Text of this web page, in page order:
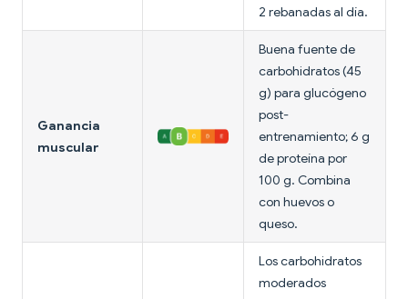
2 rebanadas al día.
Ganancia
muscular
Buena fuente de
carbohidratos (45
g) para glucógeno
post-
entrenamiento; 6 g
de proteína por
100 g. Combina
con huevos o
queso.
Los carbohidratos
moderados